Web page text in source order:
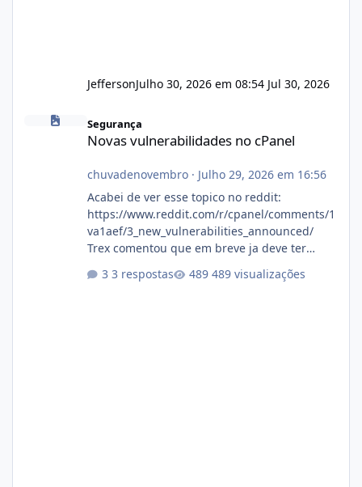
JeffersonJulho 30, 2026 em 08:54 Jul 30, 2026
Novas vulnerabilidades no cPanel
Segurança
Novas vulnerabilidades no cPanel
chuvadenovembro· Julho 29, 2026 em 16:56
Acabei de ver esse topico no reddit:
https://www.reddit.com/r/cpanel/comments/1
va1aef/3_new_vulnerabilities_announced/
Trex comentou que em breve ja deve ter
3 respostas 489 visualizações